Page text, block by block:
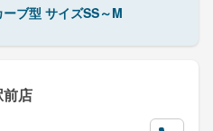
ブ型 サイズSS～M
店